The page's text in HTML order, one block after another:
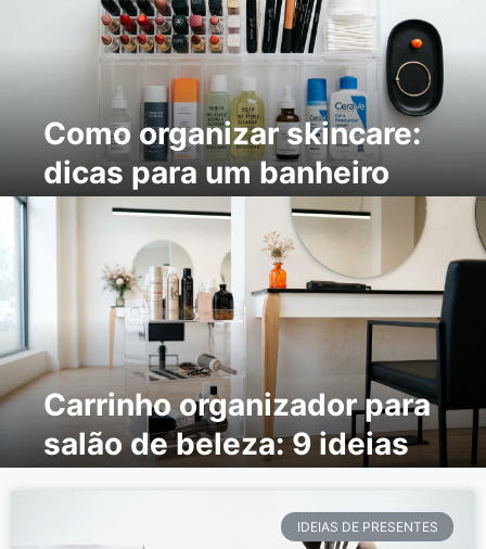
Como organizar skincare:
dicas para um banheiro
prático e lindo
Carrinho organizador para
salão de beleza: 9 ideias
IDEIAS DE PRESENTES